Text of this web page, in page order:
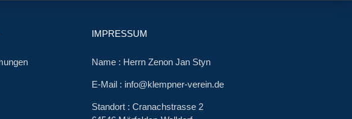
IMPRESSUM
Name : Herrn Zenon Jan Styn
E-Mail : info@klempner-verein.de
Standort : Cranachstrasse 2